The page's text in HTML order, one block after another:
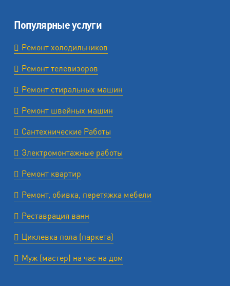
Популярные услуги
Ремонт холодильников
Ремонт телевизоров
Ремонт стиральных машин
Ремонт швейных машин
Сантехнические Работы
Электромонтажные работы
Ремонт квартир
Ремонт, обивка, перетяжка мебели
Реставрация ванн
Циклевка пола (паркета)
Муж (мастер) на час на дом